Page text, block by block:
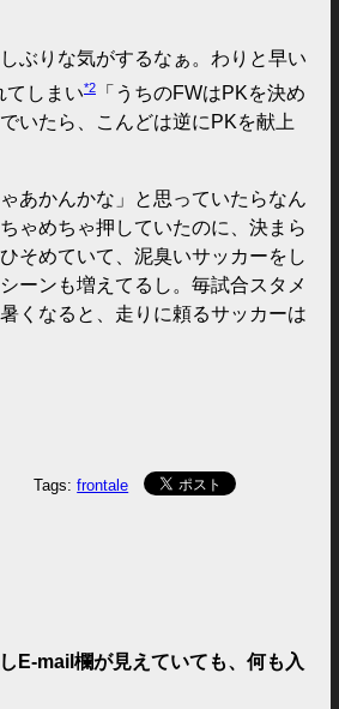
ぶりな気がするなぁ。わりと早い
てしまい*2
「うちのFWはPKを決め
いたら、こんどは逆にPKを献上
あかんかな」と思っていたらなん
ゃめちゃ押していたのに、決まら
そめていて、泥臭いサッカーをし
ーンも増えてるし。毎試合スタメ
くなると、走りに頼るサッカーは
Tags:frontale
E-mail欄が見えていても、何も入